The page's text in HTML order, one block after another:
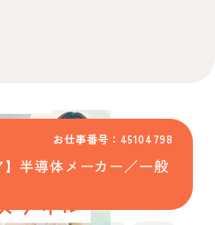
お仕事番号：45104798
】半導体メーカー／一般